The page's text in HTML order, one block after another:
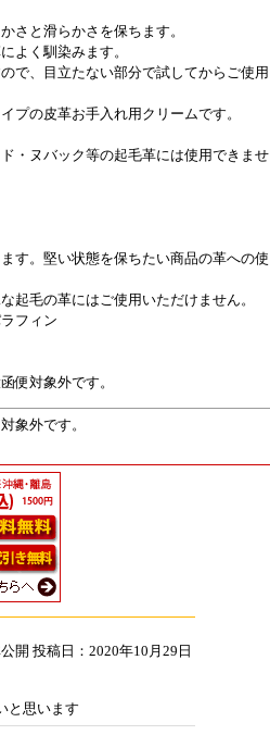
さと滑らかさを保ちます。
よく馴染みます。
で、目立たない部分で試してからご使用
プの皮革お手入れ用クリームです。
・ヌバック等の起毛革には使用できませ
す。堅い状態を保ちたい商品の革への使
起毛の革にはご使用いただけません。
フィン
便対象外です。
象外です。
開 投稿日：2020年10月29日
と思います